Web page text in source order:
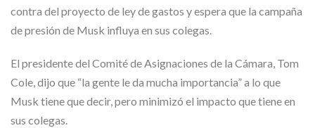
contra del proyecto de ley de gastos y espera que la campaña
de presión de Musk influya en sus colegas.
El presidente del Comité de Asignaciones de la Cámara, Tom
Cole, dijo que “la gente le da mucha importancia” a lo que
Musk tiene que decir, pero minimizó el impacto que tiene en
sus colegas.